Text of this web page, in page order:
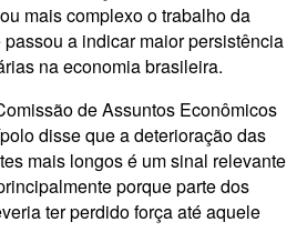
mais complexo o trabalho da
a indicar maior persistência
na economia brasileira.
de Assuntos Econômicos
disse que a deterioração das
mais longos é um sinal relevante
porque parte dos
ter perdido força até aquele